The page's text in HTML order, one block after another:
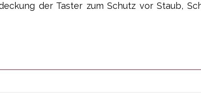
der Taster zum Schutz vor Staub,